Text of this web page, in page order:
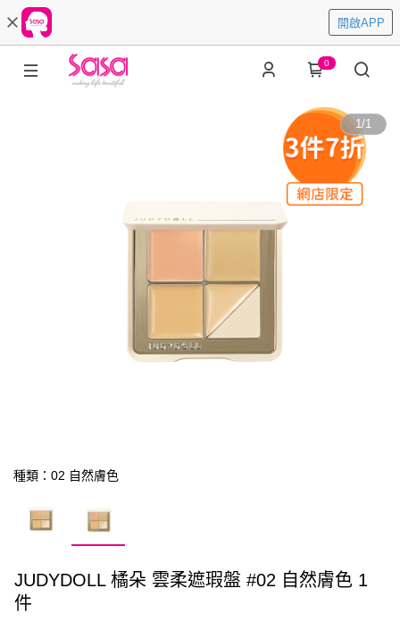
開啟APP
0
1/1
種類：02 自然膚色
JUDYDOLL 橘朵 雲柔遮瑕盤 #02 自然膚色 1
件